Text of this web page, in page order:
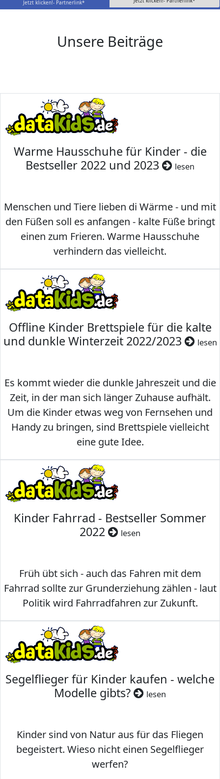
Jetzt klicken!- Partnerlink*
Unsere Beiträge
Warme Hausschuhe für Kinder - die
Bestseller 2022 und 2023
lesen
Menschen und Tiere lieben di Wärme - und mit
den Füßen soll es anfangen - kalte Füße bringt
einen zum Frieren. Warme Hausschuhe
verhindern das vielleicht.
Offline Kinder Brettspiele für die kalte
und dunkle Winterzeit 2022/2023
lesen
Es kommt wieder die dunkle Jahreszeit und die
Zeit, in der man sich länger Zuhause aufhält.
Um die Kinder etwas weg von Fernsehen und
Handy zu bringen, sind Brettspiele vielleicht
eine gute Idee.
Kinder Fahrrad - Bestseller Sommer
2022
lesen
Früh übt sich - auch das Fahren mit dem
Fahrrad sollte zur Grunderziehung zählen - laut
Politik wird Fahrradfahren zur Zukunft.
Segelflieger für Kinder kaufen - welche
Modelle gibts?
lesen
Kinder sind von Natur aus für das Fliegen
begeistert. Wieso nicht einen Segelflieger
werfen?